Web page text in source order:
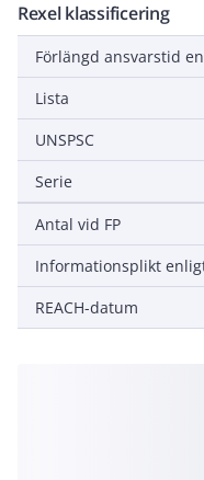
Rexel klassificering
Lista
UNSPSC
Serie
Antal vid FP
REACH-datum